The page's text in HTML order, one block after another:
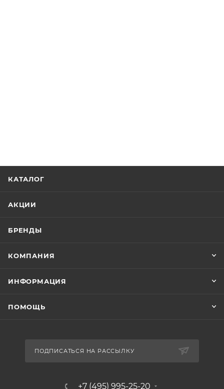
КАТАЛОГ
АКЦИИ
БРЕНДЫ
КОМПАНИЯ
ИНФОРМАЦИЯ
ПОМОЩЬ
ПОДПИСАТЬСЯ НА РАССЫЛКУ
+7 (495) 995-25-20​